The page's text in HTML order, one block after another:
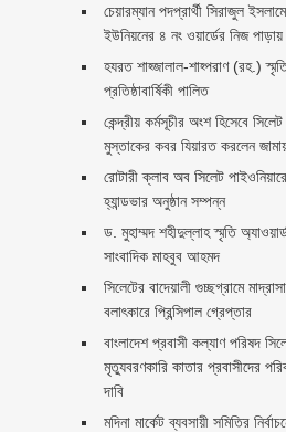
চেয়ারম্যান পদপ্রার্থী সিরাজুল
ইউনিয়নের ৪ নং ওয়ার্ডের নিজ
হযরত শাহ্জালাল-শাহ্পরাণ (রহ.)
প্রতিষ্ঠাবার্ষিকী পালিত ‎​
কেন্দ্রীয় কর্মসূচীর অংশ হিসেবে
মুস্তাকের কবর যিয়ারত করলেন
রোটারী ক্লাব অব সিলেট
হ্যান্ডভার অনুষ্ঠান সম্পন্ন
ড. মুহাম্মদ শহীদুল্লাহ স্মৃতি
সাংবাদিক মাহবুব আহমদ
সিলেটের বাদেয়ালী গুচ্ছগ্রামে
বলাৎকারে প্রিন্সিপাল গ্রেপ্তার ‎
বাংলাদেশ প্রবাসী কল্যাণ পরিষদ
মৃত্যুবরণকারি কাতার প্রবাসীদের
দাবি
মদিনা মার্কেট ব্যবসায়ী সমিতির